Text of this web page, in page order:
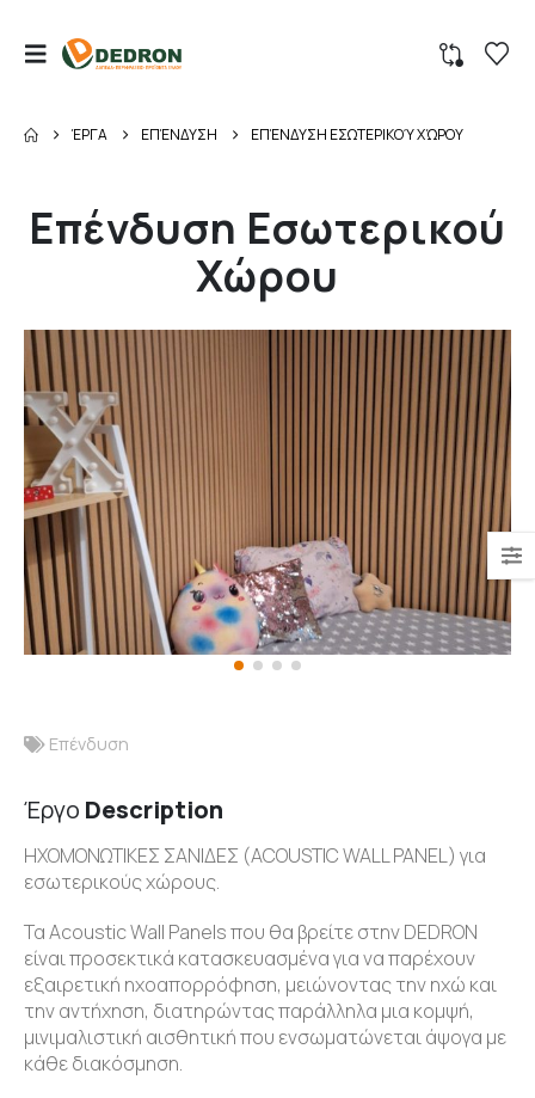
ΈΡΓΑ ΕΠΈΝΔΥΣΗ ΕΠΈΝΔΥΣΗ ΕΣΩΤΕΡΙΚΟΎ ΧΏΡΟΥ
Επένδυση Εσωτερικού
Χώρου
Επένδυση
Έργο Description
ΗΧΟΜΟΝΩΤΙΚΕΣ ΣΑΝΙΔΕΣ (ACOUSTIC WALL PANEL) για
εσωτερικούς χώρους.
Τα Acoustic Wall Panels που θα βρείτε στην DEDRON
είναι προσεκτικά κατασκευασμένα για να παρέχουν
εξαιρετική ηχοαπορρόφηση, μειώνοντας την ηχώ και
την αντήχηση, διατηρώντας παράλληλα μια κομψή,
μινιμαλιστική αισθητική που ενσωματώνεται άψογα με
κάθε διακόσμηση.